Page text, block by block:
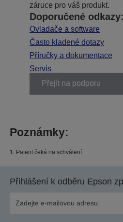
záruce pro váš produkt.
Doporučené odkazy:
Ovladače a software
Často kladené dotazy
Příručky a dokumentace
Servis
Přejít na podporu
Poznámky:
1. Patent čeká na schválení.
Přihlášení k odběru Epson